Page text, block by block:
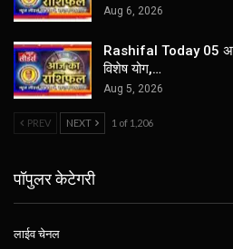
Aug 6, 2026
Rashifal Today 05
विशेष योग,…
Aug 5, 2026
PREV NEXT 1 of 1,206
पॉपुलर केटेगरी
लाईव चेनल